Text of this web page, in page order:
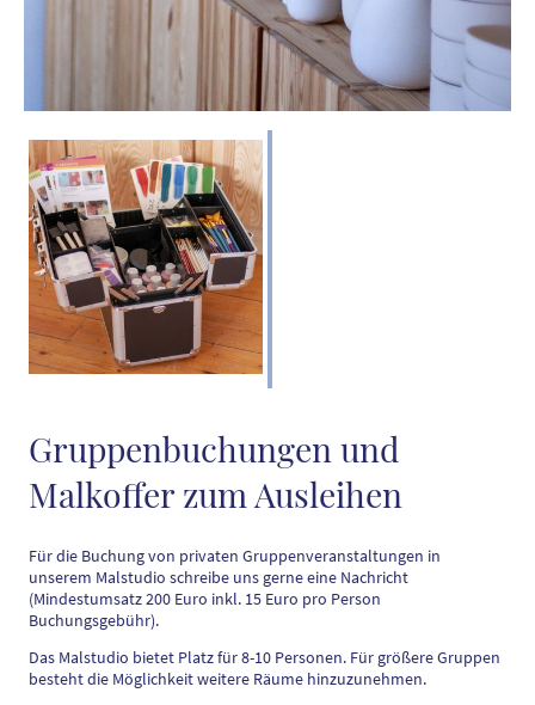
Gruppenbuchungen und
Malkoffer zum Ausleihen
Für die Buchung von privaten Gruppenveranstaltungen in
unserem Malstudio schreibe uns gerne eine Nachricht
(Mindestumsatz 200 Euro inkl. 15 Euro pro Person
Buchungsgebühr).
Das Malstudio bietet Platz für 8-10 Personen. Für größere Gruppen
besteht die Möglichkeit weitere Räume hinzuzunehmen.